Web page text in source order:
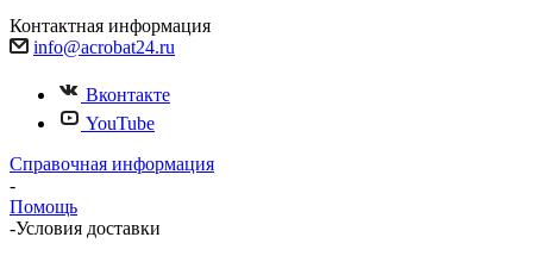
Контактная информация
info@acrobat24.ru
Вконтакте
YouTube
Справочная информация
-
Помощь
-Условия доставки